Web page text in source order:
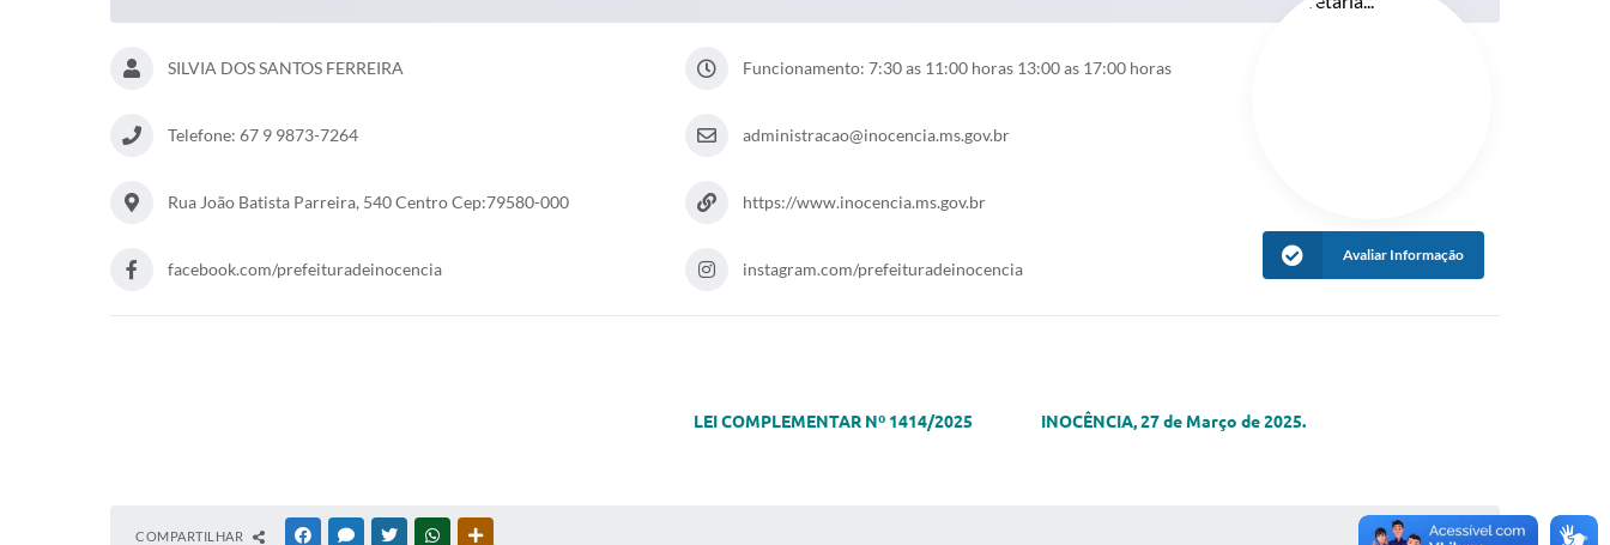
SILVIA DOS SANTOS FERREIRA Funcionamento: 7:30 as 11:00 horas 13:00 as 17:00 horas
Telefone: 67 9 9873-7264 administracao@inocencia.ms.gov.br
Rua João Batista Parreira, 540 Centro Cep:79580-000 https://www.inocencia.ms.gov.br
facebook.com/prefeituradeinocencia instagram.com/prefeituradeinocencia
Avaliar Informação
LEI COMPLEMENTAR Nº 1414/2025 INOCÊNCIA, 27 de Março de 2025.
COMPARTILHAR FACEBOOKMESSENGER
TWITTERWHATSAPP